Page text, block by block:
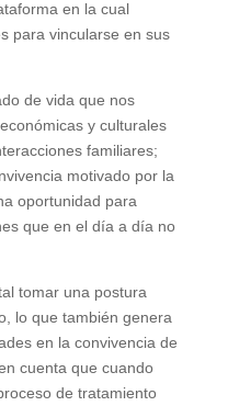
en la cual
para vincularse en sus
de vida que nos
y culturales
familiares;
motivado por la
oportunidad para
que en el día a día no
tomar una postura
lo que también genera
en la convivencia de
cuenta que cuando
de tratamiento